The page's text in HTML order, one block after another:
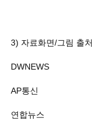
3) 자료화면/그림 출처
DWNEWS
AP통신
연합뉴스